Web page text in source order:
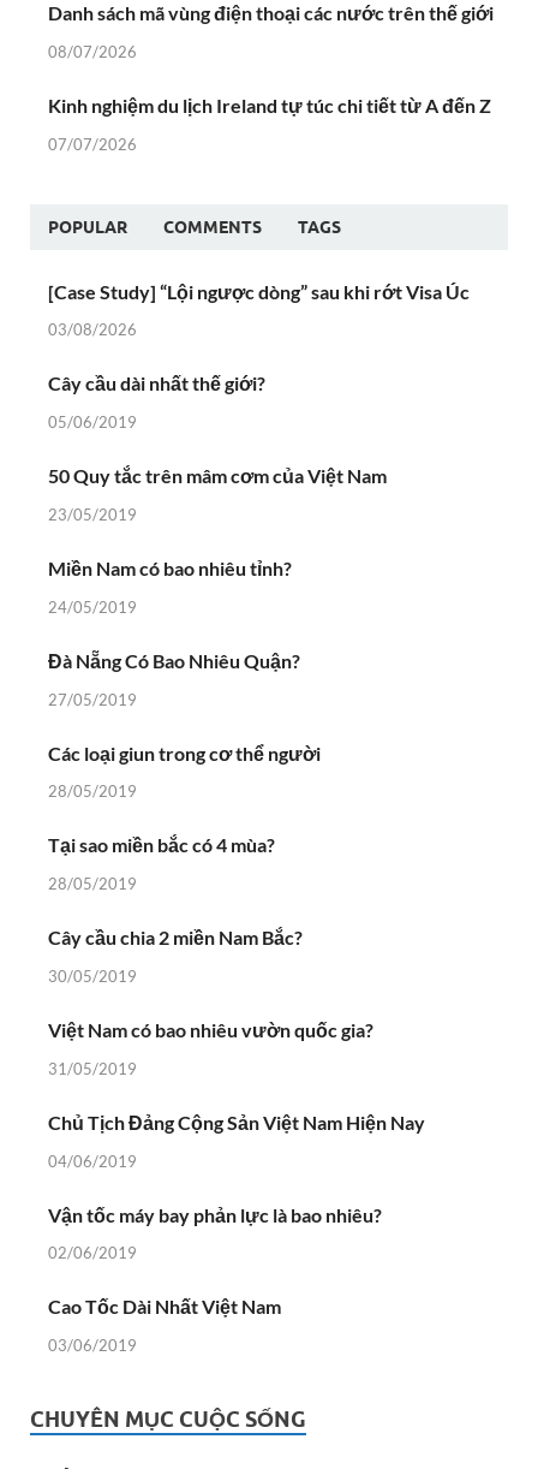
Danh sách mã vùng điện thoại các nước trên thế giới
08/07/2026
Kinh nghiệm du lịch Ireland tự túc chi tiết từ A đến Z
07/07/2026
POPULAR COMMENTS TAGS
[Case Study] “Lội ngược dòng” sau khi rớt Visa Úc
03/08/2026
Cây cầu dài nhất thế giới?
05/06/2019
50 Quy tắc trên mâm cơm của Việt Nam
23/05/2019
Miền Nam có bao nhiêu tỉnh?
24/05/2019
Đà Nẵng Có Bao Nhiêu Quận?
27/05/2019
Các loại giun trong cơ thể người
28/05/2019
Tại sao miền bắc có 4 mùa?
28/05/2019
Cây cầu chia 2 miền Nam Bắc?
30/05/2019
Việt Nam có bao nhiêu vườn quốc gia?
31/05/2019
Chủ Tịch Đảng Cộng Sản Việt Nam Hiện Nay
04/06/2019
Vận tốc máy bay phản lực là bao nhiêu?
02/06/2019
Cao Tốc Dài Nhất Việt Nam
03/06/2019
CHUYÊN MỤC CUỘC SỐNG